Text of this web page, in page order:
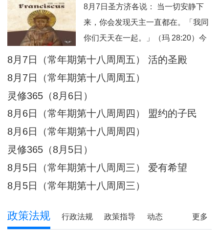
花”。其个人圣德与榜样力量，直接催
生、推动、规范了我国本土贞女群体
数百年的发展脉络。一、中华首位贞
女：陈子东完整生平陈子东（1627—
1665），
8月7日圣方济各说： 当一切安静下
来，你会发现天主一直都在。「我同
你们天天在一起。」（玛 28:20）今
日行动：安息在这份临在中。祈祷：
方济各说：当灵魂不再抓紧自己，天
主便成了她唯一的依靠。「把你的一
切挂虑都托给他，因为他必眷顾你
们。」（伯前 5:7）今日行动：把一
件放心不下的事，
8月7日（常年期第十八周周五） 活的圣殿
8月7日（常年期第十八周周五）
灵修365（8月6日）
8月6日（常年期第十八周周四） 盟约的子民
8月6日（常年期第十八周周四）
灵修365（8月5日）
8月5日（常年期第十八周周三） 爱有希望
8月5日（常年期第十八周周三）
更多
政策法规 行政法规 政策指导 动态